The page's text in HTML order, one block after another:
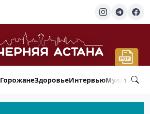
ГорожанеЗдоровьеИнтервью